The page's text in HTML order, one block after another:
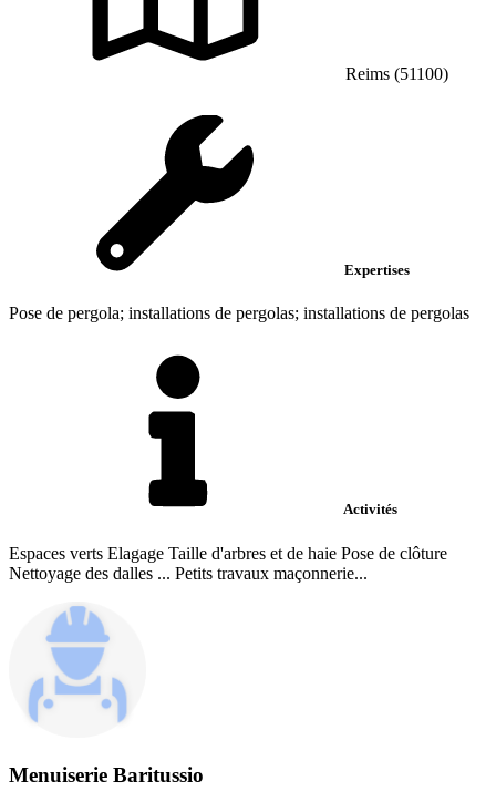
Reims (51100)
Expertises
Pose de pergola; installations de pergolas; installations de pergolas
Activités
Espaces verts Elagage Taille d'arbres et de haie Pose de clôture
Nettoyage des dalles ... Petits travaux maçonnerie...
Menuiserie Baritussio